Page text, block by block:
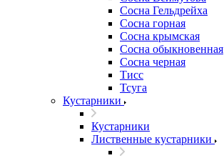
Сосна Гельдрейха
Сосна горная
Сосна крымская
Сосна обыкновенная
Сосна черная
Тисс
Тсуга
Кустарники
Кустарники
Лиственные кустарники